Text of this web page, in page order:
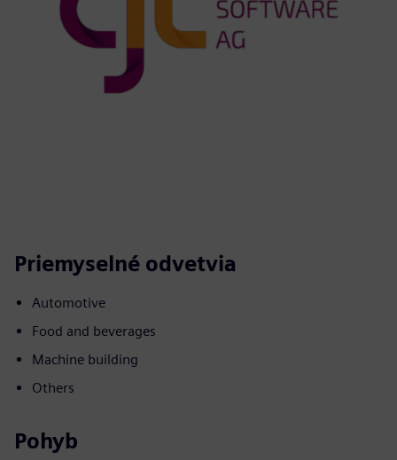
Priemyselné odvetvia
Automotive
Food and beverages
Machine building
Others
Pohyb